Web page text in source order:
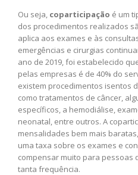
Ou seja, coparticipação é um
dos procedimentos realizados
aplica aos exames e às
emergências e cirurgias
ano de 2019, foi estabelecido
pelas empresas é de 40% do
existem procedimentos isentos
como tratamentos de câncer,
específicos, a hemodiálise,
neonatal, entre outros. A
mensalidades bem mais
uma taxa sobre os exames e
compensar muito para pessoas
tanta frequência.